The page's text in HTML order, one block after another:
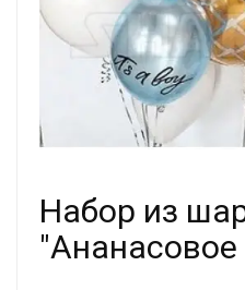
Набор из
"Ананасовое